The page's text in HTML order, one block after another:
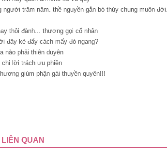
người trăm năm. thề nguyền gắn bó thủy chung muôn đời.
thôi đành... thương gọi cố nhân
đây kẻ đấy cách mấy đò ngang?
nào phải thiên duyên
chi lời trách ưu phiền
giùm phận gái thuyền quyên!!!
QUAN